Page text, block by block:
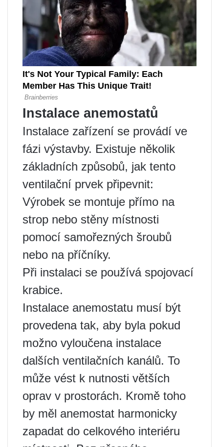
Instalace anemostatů
Instalace zařízení se provádí ve
fázi výstavby. Existuje několik
základních způsobů, jak tento
ventilační prvek připevnit:
Výrobek se montuje přímo na
strop nebo stěny místnosti
pomocí samořezných šroubů
nebo na příčníky.
Při instalaci se používá spojovací
krabice.
Instalace anemostatu musí být
provedena tak, aby byla pokud
možno vyloučena instalace
dalších ventilačních kanálů. To
může vést k nutnosti větších
oprav v prostorách. Kromě toho
by měl anemostat harmonicky
zapadat do celkového interiéru